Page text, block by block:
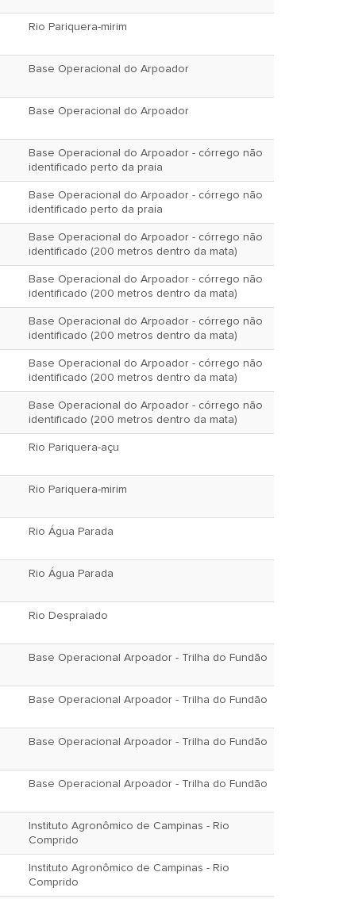
Rio Pariquera-mirim
Base Operacional do Arpoador
Base Operacional do Arpoador
Base Operacional do Arpoador - córrego não
identificado perto da praia
Base Operacional do Arpoador - córrego não
identificado perto da praia
Base Operacional do Arpoador - córrego não
identificado (200 metros dentro da mata)
Base Operacional do Arpoador - córrego não
identificado (200 metros dentro da mata)
Base Operacional do Arpoador - córrego não
identificado (200 metros dentro da mata)
Base Operacional do Arpoador - córrego não
identificado (200 metros dentro da mata)
Base Operacional do Arpoador - córrego não
identificado (200 metros dentro da mata)
Rio Pariquera-açu
Rio Pariquera-mirim
Rio Água Parada
Rio Água Parada
Rio Despraiado
Base Operacional Arpoador - Trilha do Fundão
Base Operacional Arpoador - Trilha do Fundão
Base Operacional Arpoador - Trilha do Fundão
Base Operacional Arpoador - Trilha do Fundão
Instituto Agronômico de Campinas - Rio
Comprido
Instituto Agronômico de Campinas - Rio
Comprido